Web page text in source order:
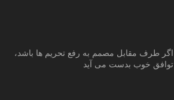
اگر طرف مقابل مصمم به رفع تحریم ها باشد،
توافق خوب بدست می آید